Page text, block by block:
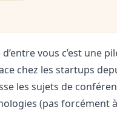
vous c’est une
chez les startups
les sujets de
(pas